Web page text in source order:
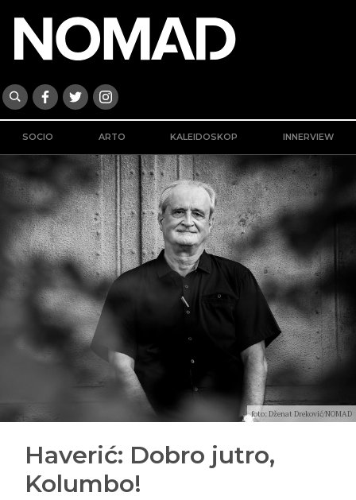
SOCIO ARTO KALEIDOSKOP INNERVIEW
foto: Dženat Dreković/NOMAD
Haverić: Dobro jutro,
Kolumbo!